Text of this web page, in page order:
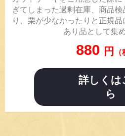
ぎてしまった過剰在庫、商品
り、栗が少なかったりと正規
あり品として集
880 円
詳しくは
ら